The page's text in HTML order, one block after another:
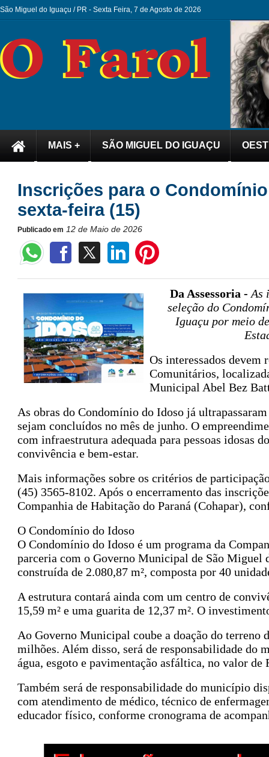
São Miguel do Iguaçu / PR - Sexta Feira, 7 de Agosto de 2026
MAIS + SÃO MIGUEL DO IGUAÇU
Inscrições para o
sexta-feira (15)
Publicado em 12 de Maio de 2026
Da Assessoria - As
seleção do
Iguaçu por meio
Os interessados
Comunitários,
Municipal Abel Bez
As obras do Condomínio do Idoso já
sejam concluídos no mês de junho. O
com infraestrutura adequada para pessoas idosas
convivência e bem-estar.
Mais informações sobre os critérios de
(45) 3565-8102. Após o encerramento das
Companhia de Habitação do Paraná (Cohapar),
O Condomínio do Idoso
O Condomínio do Idoso é um programa da
parceria com o Governo Municipal de São Miguel
construída de 2.080,87 m², composta por 40
A estrutura contará ainda com um centro de
15,59 m² e uma guarita de 12,37 m². O
Ao Governo Municipal coube a doação do
milhões. Além disso, será de responsabilidade do
água, esgoto e pavimentação asfáltica, no valor de
Também será de responsabilidade do município
com atendimento de médico, técnico de
educador físico, conforme cronograma de